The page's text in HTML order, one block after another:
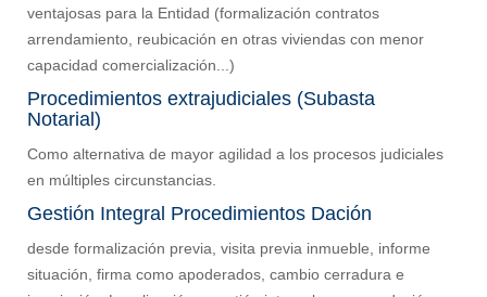
ventajosas para la Entidad (formalización contratos
arrendamiento, reubicación en otras viviendas con menor
capacidad comercialización...)
Procedimientos extrajudiciales (Subasta
Notarial)
Como alternativa de mayor agilidad a los procesos judiciales
en múltiples circunstancias.
Gestión Integral Procedimientos Dación
desde formalización previa, visita previa inmueble, informe
situación, firma como apoderados, cambio cerradura e